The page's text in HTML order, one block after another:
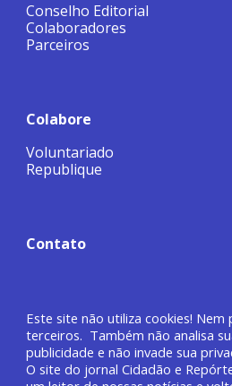
Conselho Editorial
Colaboradores
Parceiros
Colabore
Voluntariado
Republique
Contato
Este site não utiliza cookies!
terceiros. Também não analisa
publicidade e não invade sua
O site do jornalCidadão e